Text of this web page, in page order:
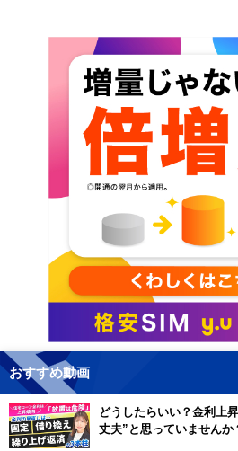
おすすめ動画
どうしたらいい？金利上
丈夫”と思っていませんか